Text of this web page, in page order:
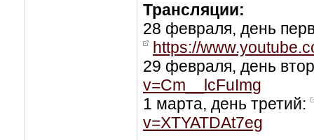
Трансляции:
28 февраля, день
https://
29 февраля, день
v=Cm__lcFuImg
1 марта, день третий:
v=XTYATDAt7eg